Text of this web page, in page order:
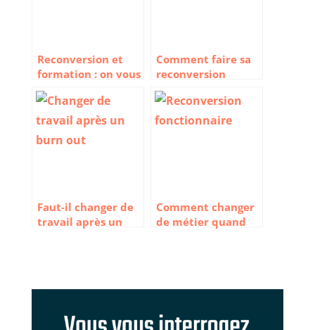
Reconversion et
formation : on vous
explique tout !
Comment faire sa
reconversion
professionnelle en
7 étapes
Faut-il changer de
travail après un
Comment changer
de métier quand